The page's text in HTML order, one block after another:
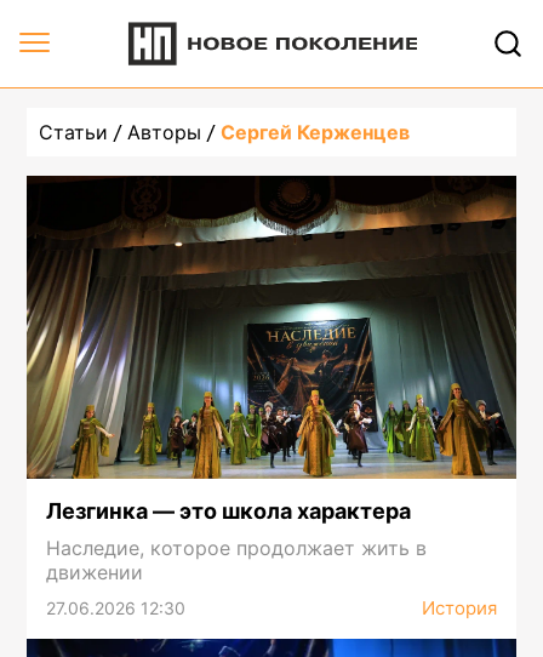
Статьи Авторы Сергей Керженцев
Лезгинка — это школа характера
Наследие, которое продолжает жить в
движении
27.06.2026 12:30 История